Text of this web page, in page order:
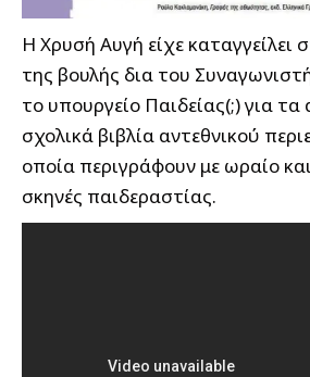
Η Χρυσή Αυγή είχε καταγγείλει
της βουλής δια του
το υπουργείο Παιδείας(;) για
σχολικά βιβλία αντεθνικού
οποία περιγράφουν με ωραίο
σκηνές παιδεραστίας.